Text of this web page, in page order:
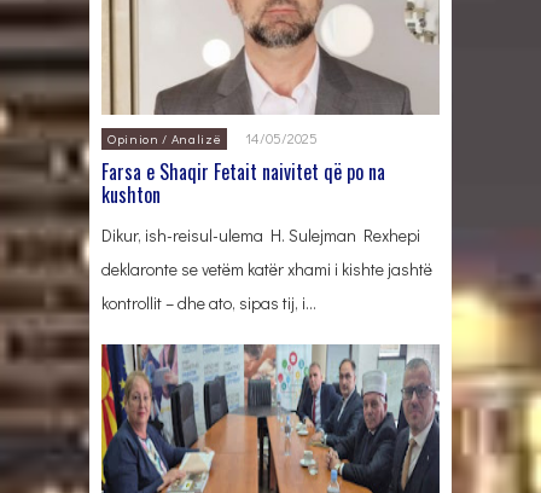
Opinion / Analizë 14/05/2025
Farsa e Shaqir Fetait naivitet që po na
kushton
Dikur, ish-reisul-ulema H. Sulejman Rexhepi
deklaronte se vetëm katër xhami i kishte jashtë
kontrollit – dhe ato, sipas tij, i…